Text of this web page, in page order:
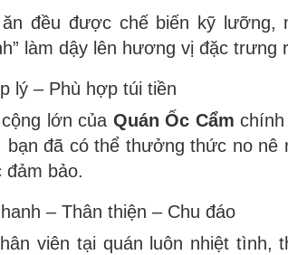
đều được chế biến kỹ lưỡng,
làm dậy lên hương vị đặc trưng
lý – Phù hợp túi tiền
lớn của Quán Ốc Cẩm
bạn đã có thể thưởng thức no nê
đảm bảo.
– Thân thiện – Chu đáo
viên tại quán luôn nhiệt tình,